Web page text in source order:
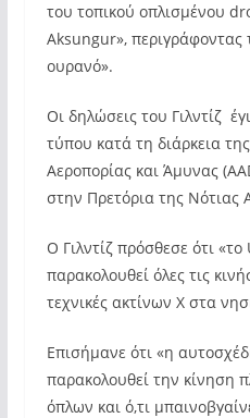
του τοπικού οπλισμένου
Aksungur»,
ουρανό».
Οι δηλώσεις του Γιλντίζ
τύπου κατά τη διάρκεια
Αεροπορίας και Άμυνας
στην Πρετόρια της Νότιας
Ο Γιλντίζ πρόσθεσε ότι
παρακολουθεί όλες τις
τεχνικές ακτίνων Χ στα
Επισήμανε ότι «η
παρακολουθεί την κίνηση
όπλων και ό,τι